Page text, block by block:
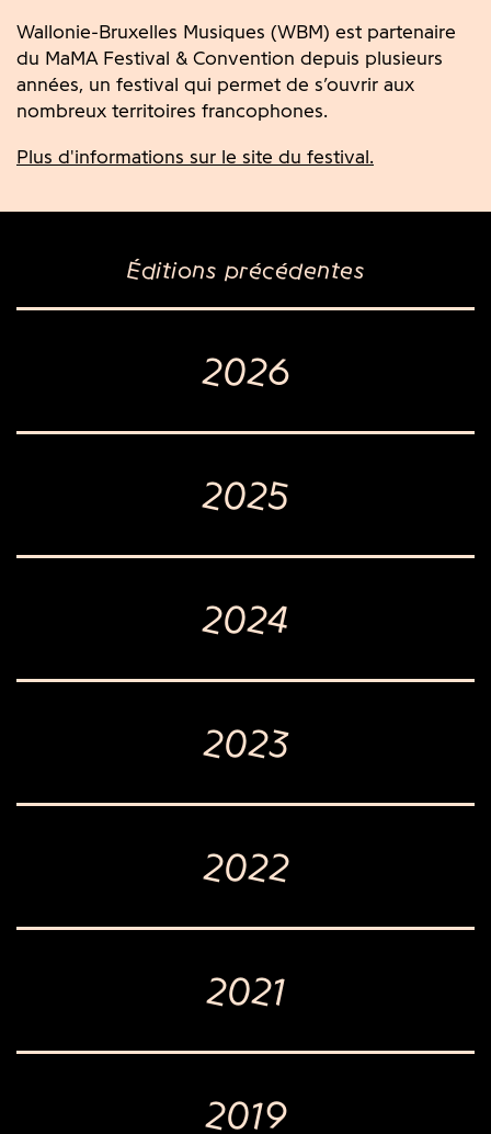
Wallonie-Bruxelles Musiques (WBM) est partenaire
du MaMA Festival & Convention depuis plusieurs
années, un festival qui permet de s’ouvrir aux
nombreux territoires francophones.
Plus d'informations sur le site du festival.
Éditions précédentes
2026
2025
2024
2023
2022
2021
2019